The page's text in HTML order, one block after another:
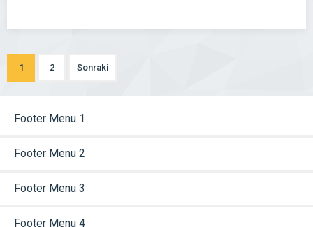
1 2 Sonraki
Footer Menu 1
Footer Menu 2
Footer Menu 3
Footer Menu 4